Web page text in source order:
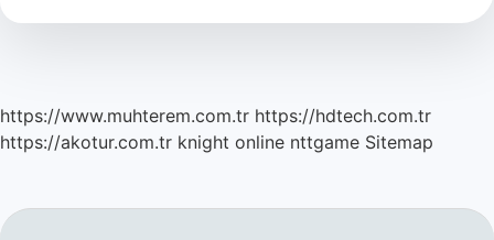
Ait
https://www.muhterem.com.tr https://hdtech.com.tr
https://akotur.com.tr knight online nttgame Sitemap